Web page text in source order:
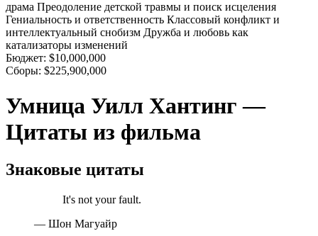
драма Преодоление детской травмы и поиск исцеления
Гениальность и ответственность Классовый конфликт и
интеллектуальный снобизм Дружба и любовь как
катализаторы изменений
Бюджет: $10,000,000
Сборы: $225,900,000
Умница Уилл Хантинг —
Цитаты из фильма
Знаковые цитаты
It's not your fault.
— Шон Магуайр